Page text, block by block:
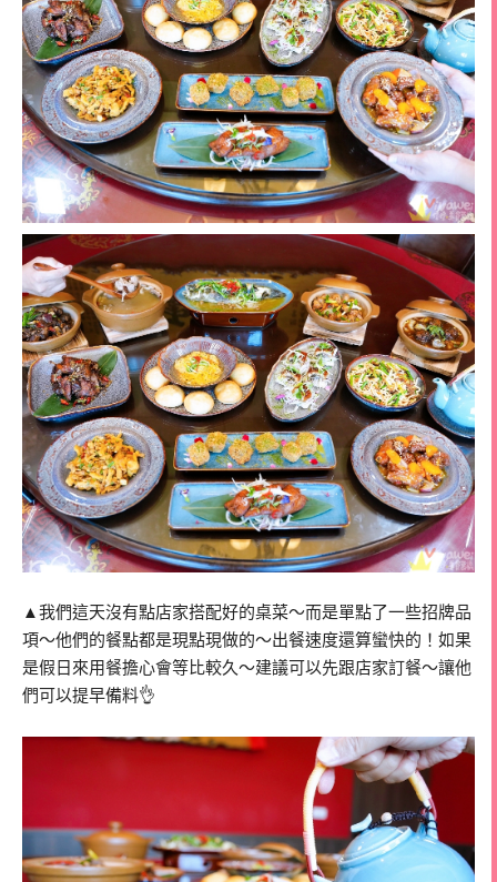
▲我們這天沒有點店家搭配好的桌菜～而是單點了一些招牌品
項～他們的餐點都是現點現做的～出餐速度還算蠻快的！如果
是假日來用餐擔心會等比較久～建議可以先跟店家訂餐～讓他
們可以提早備料👌